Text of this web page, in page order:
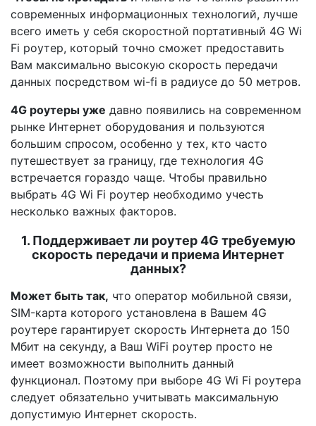
современных информационных технологий, лучше
всего иметь у себя скоростной портативный 4G Wi
Fi роутер, который точно сможет предоставить
Вам максимально высокую скорость передачи
данных посредством wi-fi в радиусе до 50 метров.
4G роутеры уже давно появились на современном
рынке Интернет оборудования и пользуются
большим спросом, особенно у тех, кто часто
путешествует за границу, где технология 4G
встречается гораздо чаще. Чтобы правильно
выбрать 4G Wi Fi роутер необходимо учесть
несколько важных факторов.
1. Поддерживает ли роутер 4G требуемую
скорость передачи и приема Интернет
данных?
Может быть так, что оператор мобильной связи,
SIM-карта которого установлена в Вашем 4G
роутере гарантирует скорость Интернета до 150
Мбит на секунду, а Ваш WiFi роутер просто не
имеет возможности выполнить данный
функционал. Поэтому при выборе 4G Wi Fi роутера
следует обязательно учитывать максимальную
допустимую Интернет скорость.